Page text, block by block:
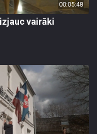
00:05:48
vairāki